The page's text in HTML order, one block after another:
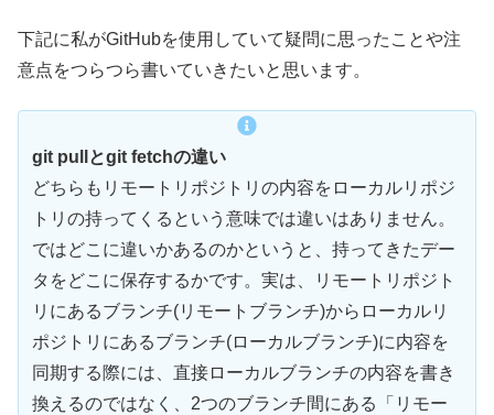
下記に私がGitHubを使用していて疑問に思ったことや注
意点をつらつら書いていきたいと思います。
git pullとgit fetchの違い
どちらもリモートリポジトリの内容をローカルリポジ
トリの持ってくるという意味では違いはありません。
ではどこに違いかあるのかというと、持ってきたデー
タをどこに保存するかです。実は、リモートリポジト
リにあるブランチ(リモートブランチ)からローカルリ
ポジトリにあるブランチ(ローカルブランチ)に内容を
同期する際には、直接ローカルブランチの内容を書き
換えるのではなく、2つのブランチ間にある「リモー